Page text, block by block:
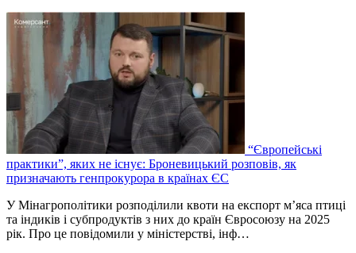
“Європейські
практики”, яких не існує: Броневицький розповів, як
призначають генпрокурора в країнах ЄС
У Мінагрополітики розподілили квоти на експорт м’яса птиці
та індиків і субпродуктів з них до країн Євросоюзу на 2025
рік. Про це повідомили у міністерстві, інф…